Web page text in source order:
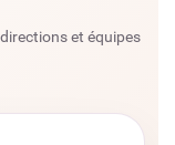
et équipes